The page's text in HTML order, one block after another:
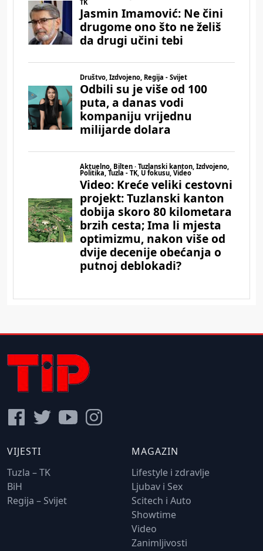
VIJESTI
Tuzla – TK
BiH
Regija – Svijet
MAGAZIN
Lifestyle i zdravlje
Ljubav i Sex
Scitech i Auto
Showtime
Video
Zanimljivosti